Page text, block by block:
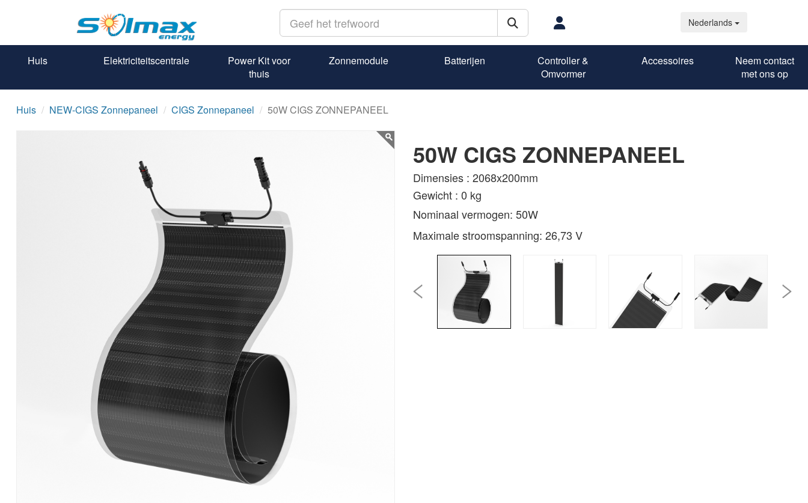
Nederlands
Huis Elektriciteitscentrale
Power Kit voor
thuis
Zonnemodule Batterijen
Controller &
Omvormer
Accessoires
Neem contact
met ons op
Huis NEW-CIGS Zonnepaneel CIGS Zonnepaneel 50W CIGS ZONNEPANEEL
50W CIGS ZONNEPANEEL
Dimensies : 2068x200mm
Gewicht : 0 kg
Nominaal vermogen: 50W
Maximale stroomspanning: 26,73 V